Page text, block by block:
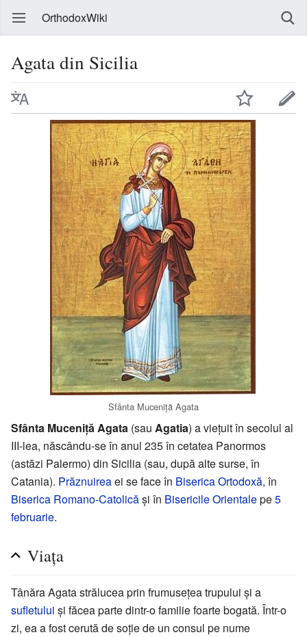
OrthodoxWiki
Agata din Sicilia
Sfânta Muceniță Agata
Sfânta Muceniță Agata (sau Agatia) a viețuit în secolul al
III-lea, născându-se în anul 235 în cetatea Panormos
(astăzi Palermo) din Sicilia (sau, după alte surse, în
Catania). Prăznuireaei se face în Biserica Ortodoxă, în
Biserica Romano-Catolicăși în Bisericile Orientalepe5
februarie.
Viața
Tânăra Agata strălucea prin frumusețea trupului și a
sufletului și făcea parte dintr-o familie foarte bogată. Într-o
zi, ea a fost cerută de soție de un consul pe nume